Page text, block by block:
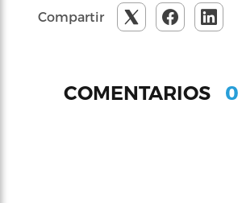
Compartir
COMENTARIOS 0